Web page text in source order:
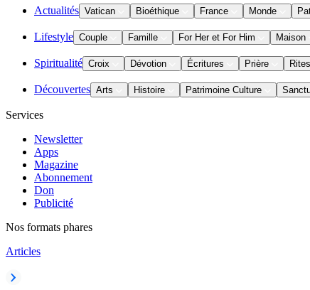
Actualités Vatican Bioéthique France Monde
Lifestyle Couple Famille For Her et For Him Maison
Spiritualité Croix Dévotion Écritures Prière Rites
Découvertes Arts Histoire Patrimoine Culture
Services
Newsletter
Apps
Magazine
Abonnement
Don
Publicité
Nos formats phares
Articles